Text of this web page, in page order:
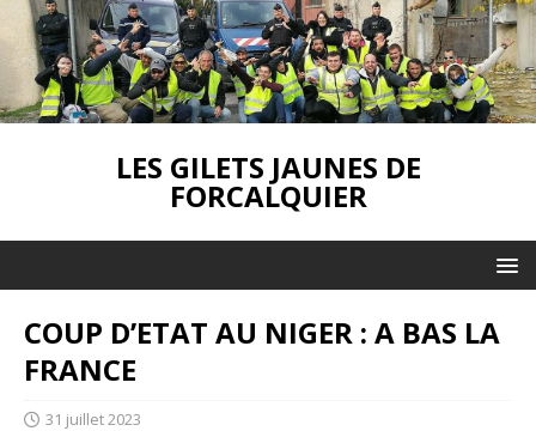
LES GILETS JAUNES DE
FORCALQUIER
COUP D’ETAT AU NIGER : A BAS LA
FRANCE
31 juillet 2023